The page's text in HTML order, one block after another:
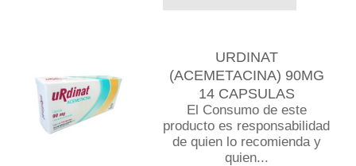
URDINAT
(ACEMETACINA) 90MG
14 CAPSULAS
El Consumo de este
producto es responsabilidad
de quien lo recomienda y
quien...